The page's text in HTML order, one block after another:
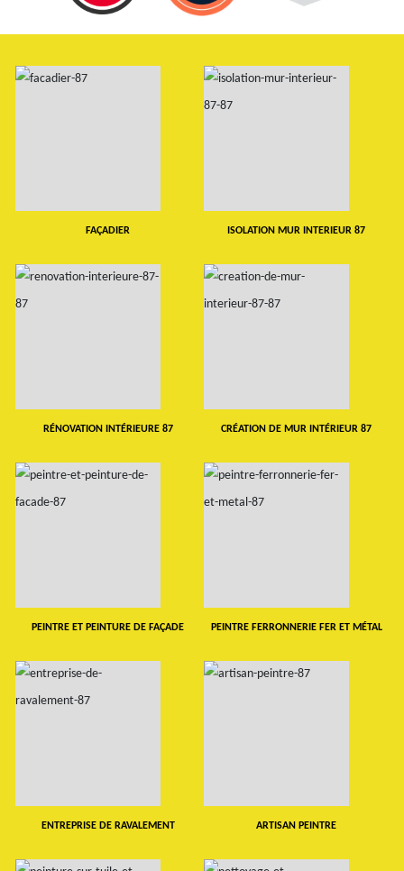
FAÇADIER ISOLATION MUR INTERIEUR 87
RÉNOVATION INTÉRIEURE 87 CRÉATION DE MUR INTÉRIEUR 87
PEINTRE ET PEINTURE DE FAÇADE PEINTRE FERRONNERIE FER ET MÉTAL
ENTREPRISE DE RAVALEMENT ARTISAN PEINTRE